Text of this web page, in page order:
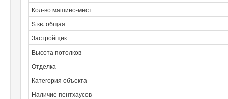
Кол-во машино-мест
S кв. общая
Застройщик
Высота потолков
Отделка
Категория объекта
Наличие пентхаусов